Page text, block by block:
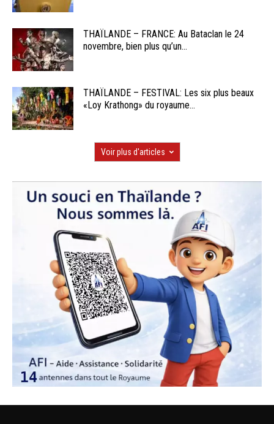
THAÏLANDE – FRANCE: Au Bataclan le 24
novembre, bien plus qu’un...
THAÏLANDE – FESTIVAL: Les six plus beaux
«Loy Krathong» du royaume...
Voir plus d'articles